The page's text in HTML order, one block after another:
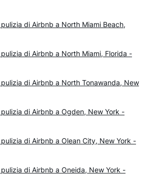
di Airbnb a North Miami Beach,
di Airbnb a North Miami, Florida -
di Airbnb a North Tonawanda, New
di Airbnb a Ogden, New York -
di Airbnb a Olean City, New York -
di Airbnb a Oneida, New York -